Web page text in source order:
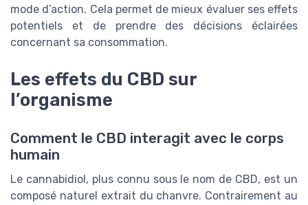
mode d’action. Cela permet de mieux évaluer ses effets
potentiels et de prendre des décisions éclairées
concernant sa consommation.
Les effets du CBD sur
l’organisme
Comment le CBD interagit avec le corps
humain
Le cannabidiol, plus connu sous le nom de CBD, est un
composé naturel extrait du chanvre. Contrairement au